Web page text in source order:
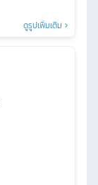
ดูรูปเพิ่มเติม